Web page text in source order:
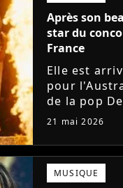
Après son
star du
France
Elle est
pour
de la pop
à Paris fin
21 mai 2026
MUSIQUE